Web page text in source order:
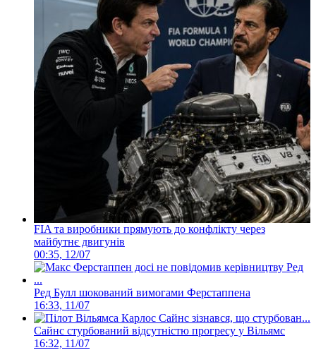
FIA та виробники прямують до конфлікту через
майбутнє двигунів
00:35, 12/07
Ред Булл шокований вимогами Ферстаппена
16:33, 11/07
Сайнс стурбований відсутністю прогресу у Вільямс
16:32, 11/07